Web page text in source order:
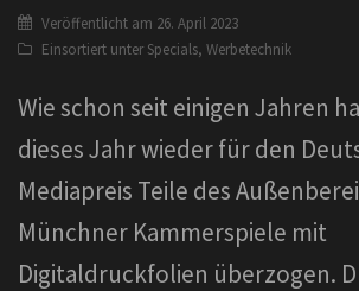
Veröffentlicht am 26. April 2023
Einsortiert unter Specials, Werbetechnik
Wie schon seit einigen Jahren
dieses Jahr wieder für den
Mediapreis Teile des
Münchner Kammerspiele mit
Digitaldruckfolien überzogen.